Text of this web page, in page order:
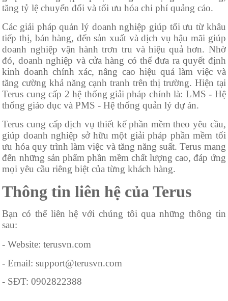
tăng tỷ lệ chuyển đổi và tối ưu hóa chi phí quảng cáo.
Các giải pháp quản lý doanh nghiệp giúp tối ưu từ khâu
tiếp thị, bán hàng, đến sản xuất và dịch vụ hậu mãi giúp
doanh nghiệp vận hành trơn tru và hiệu quả hơn. Nhờ
đó, doanh nghiệp và cửa hàng có thể đưa ra quyết định
kinh doanh chính xác, nâng cao hiệu quả làm việc và
tăng cường khả năng cạnh tranh trên thị trường. Hiện tại
Terus cung cấp 2 hệ thống giải pháp chính là: LMS - Hệ
thống giáo dục và PMS - Hệ thống quản lý dự án.
Terus cung cấp dịch vụ thiết kế phần mềm theo yêu cầu,
giúp doanh nghiệp sở hữu một giải pháp phần mềm tối
ưu hóa quy trình làm việc và tăng năng suất. Terus mang
đến những sản phẩm phần mềm chất lượng cao, đáp ứng
mọi yêu cầu riêng biệt của từng khách hàng.
Thông tin liên hệ của Terus
Bạn có thể liên hệ với chúng tôi qua những thông tin
sau:
- Website: terusvn.com
- Email: support@terusvn.com
- SĐT: 0902822388